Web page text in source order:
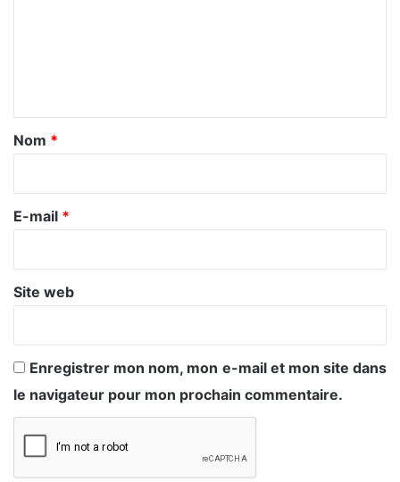
a
e
Nom *
E-mail *
Site web
Enregistrer mon nom, mon e-mail et mon site dans
le navigateur pour mon prochain commentaire.